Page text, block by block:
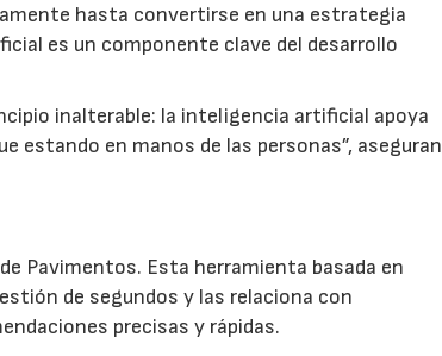
hasta convertirse en una estrategia
es un componente clave del desarrollo
inalterable: la inteligencia artificial apoya
estando en manos de las personas”, aseguran
Pavimentos. Esta herramienta basada en
de segundos y las relaciona con
precisas y rápidas.